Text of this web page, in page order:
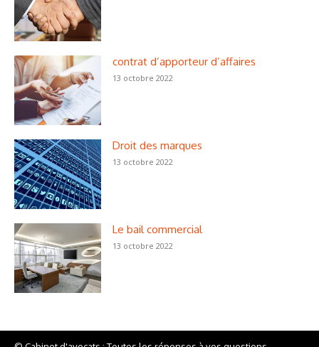
contrat d’apporteur d’affaires
13 octobre 2022
Droit des marques
13 octobre 2022
Le bail commercial
13 octobre 2022